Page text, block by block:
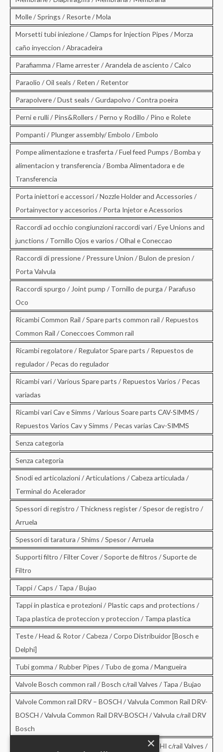
Molle / Springs / Resorte / Mola
Morsetti tubi iniezione / Clamps for Injection Pipes / Morza
caño inyeccion / Abracadeira
Parafiamma / Flame arrester / Arandela de asciento / Calco
Paraolio / Oil seals / Reten / Retentor
Parapolvere / Dust seals / Gurdapolvo / Contra poeira
Perni e rulli / Pins&Rollers / Perno y Rodillo / Pino e Rolete
Pompanti / Plunger assembly/ Embolo / Embolo
Pompe alimentazione e trasferta / Fuel feed Pumps / Bomba y
alimentacion y transferencia / Bomba Alimentadora e de
Transferencia
Porta iniettori e accessori / Nozzle Holder and Accessories /
Portainyector y accesorios / Porta Injetor e Acessorios
Raccordi ad occhio congiunzioni raccordi vari / Eye Unions and
junctions / Tornillo Ojos e varios / Olhal e Coneccao
Raccordi di pressione / Pressure Union / Bulon de presion /
Porta Valvula
Raccordi spurgo / Joint pump / Tornillo de purga / Parafuso
Oco
Ricambi Common Rail / Spare parts common rail / Repuestos
Common Rail / Coneccoes Common rail
Ricambi regolatore / Regulator Spare parts / Repuestos de
regulador / Pecas do regulador
Ricambi vari / Various Spare parts / Repuestos Varios / Pecas
variadas
Ricambi vari Cav e Simms / Various Soare parts CAV-SIMMS /
Repuestos Varios Cav y Simms / Pecas varias Cav-SIMMS
Senza categoria
Senza categoria
Snodi ed articolazioni / Articulations / Cabeza articulada /
Terminal do Acelerador
Spessori di registro / Thickness register / Spesor de registro /
Arruela
Spessori di taratura / Shims / Spesor / Arruela
Supporti filtro / Filter Cover / Soporte de filtros / Suporte de
Filtro
Tappi / Caps / Tapa / Bujao
Tappi in plastica e protezioni / Plastic caps and protections /
Tapa plastica de proteccion y proteccion / Tampa plastica
Teste / Head & Rotor / Cabeza / Corpo Distribuidor [Bosch e
Delphi]
Tubi gomma / Rubber Pipes / Tubo de goma / Mangueira
Valvole Bosch common rail / Bosch c/rail Valves / Tapa / Bujao
Valvole Common rail DRV – BOSCH / Valvula Common Rail DRV-
BOSCH / Valvula Common Rail DRV-BOSCH / Valvula c/rail DRV
Bosch
Valvole Common rail DRV – DELPHI / DRV-DELPHI c/rail Valves /
×